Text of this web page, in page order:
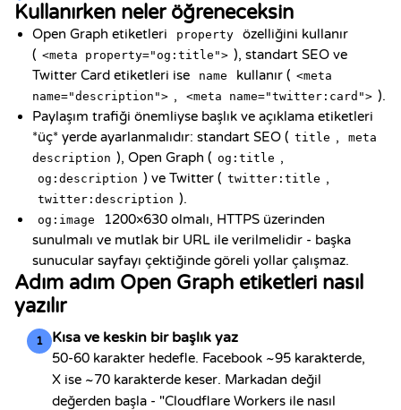
Kullanırken neler öğreneceksin
Open Graph etiketleri property
özelliğini kullanır
( <meta property="og:title"> ), standart SEO ve
Twitter Card etiketleri ise
name kullanır ( <meta
name="description"> , <meta name="twitter:card"> ).
Paylaşım trafiği önemliyse başlık ve açıklama etiketleri
*üç* yerde ayarlanmalıdır: standart SEO ( title ,
meta
description ), Open Graph ( og:title ,
og:description ) ve Twitter ( twitter:title ,
twitter:description ).
og:image
1200×630 olmalı, HTTPS üzerinden
sunulmalı ve mutlak bir URL ile verilmelidir - başka
sunucular sayfayı çektiğinde göreli yollar çalışmaz.
Adım adım Open Graph etiketleri nasıl
yazılır
1 Kısa ve keskin bir başlık yaz
50-60 karakter hedefle. Facebook ~95 karakterde,
X ise ~70 karakterde keser. Markadan değil
değerden başla - "Cloudflare Workers ile nasıl